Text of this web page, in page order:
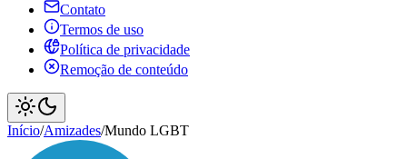
Contato
Termos de uso
Política de privacidade
Remoção de conteúdo
Início/Amizades/Mundo LGBT